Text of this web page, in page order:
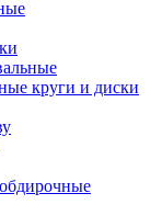
круги и диски